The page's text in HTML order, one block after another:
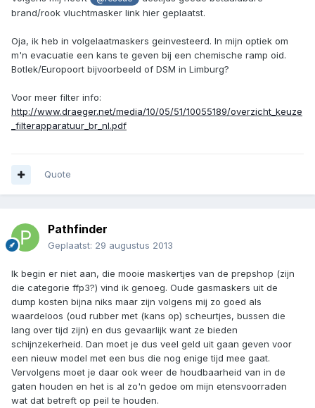
brand/rook vluchtmasker link hier geplaatst.
Oja, ik heb in volgelaatmaskers geinvesteerd. In mijn optiek om
m'n evacuatie een kans te geven bij een chemische ramp oid.
Botlek/Europoort bijvoorbeeld of DSM in Limburg?
Voor meer filter info:
http://www.draeger.net/media/10/05/51/10055189/overzicht_keuze
_filterapparatuur_br_nl.pdf
Quote
Pathfinder
Geplaatst: 29 augustus 2013
Ik begin er niet aan, die mooie maskertjes van de prepshop (zijn
die categorie ffp3?) vind ik genoeg. Oude gasmaskers uit de
dump kosten bijna niks maar zijn volgens mij zo goed als
waardeloos (oud rubber met (kans op) scheurtjes, bussen die
lang over tijd zijn) en dus gevaarlijk want ze bieden
schijnzekerheid. Dan moet je dus veel geld uit gaan geven voor
een nieuw model met een bus die nog enige tijd mee gaat.
Vervolgens moet je daar ook weer de houdbaarheid van in de
gaten houden en het is al zo'n gedoe om mijn etensvoorraden
wat dat betreft op peil te houden.